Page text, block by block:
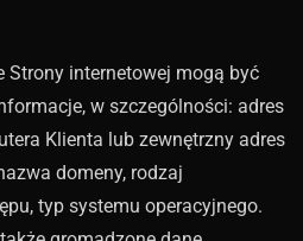
Strony internetowej mogą być
w szczególności: adres
Klienta lub zewnętrzny adres
domeny, rodzaj
typ systemu operacyjnego.